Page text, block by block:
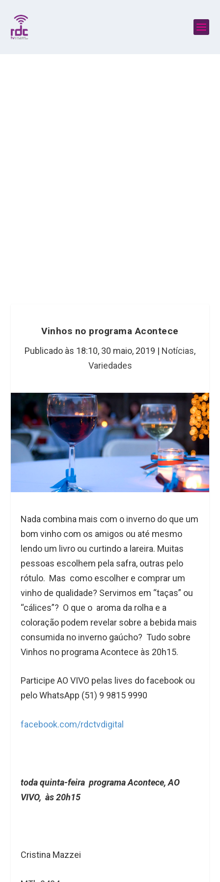
Vinhos no programa Acontece
Publicado às 18:10, 30 maio, 2019 | Notícias,
Variedades
Nada combina mais com o inverno do que um
bom vinho com os amigos ou até mesmo
lendo um livro ou curtindo a lareira. Muitas
pessoas escolhem pela safra, outras pelo
rótulo. Mas como escolher e comprar um
vinho de qualidade? Servimos em “taças” ou
“cálices”? O que o aroma da rolha e a
coloração podem revelar sobre a bebida mais
consumida no inverno gaúcho? Tudo sobre
Vinhos no programa Acontece às 20h15.
Participe AO VIVO pelas lives do facebook ou
pelo WhatsApp (51) 9 9815 9990
facebook.com/rdctvdigital
toda quinta-feira programa Acontece, AO
VIVO, às 20h15
Cristina Mazzei